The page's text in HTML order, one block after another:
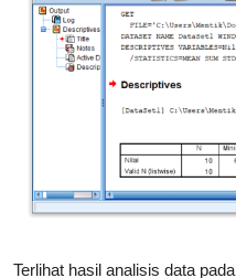
Terlihat hasil analisis data pada